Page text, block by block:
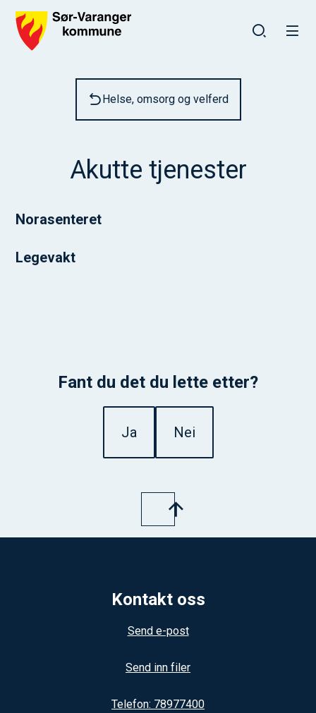
Helse, omsorg og velferd
Akutte tjenester
Norasenteret
Legevakt
Fant du det du lette etter?
Ja Nei
Kontakt oss
Send e-post
Send inn filer
Telefon: 78977400